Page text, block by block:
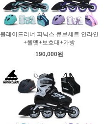
블레이드러너 피닉스 큐브세트 인라인
+헬멧+보호대+가방
190,000원